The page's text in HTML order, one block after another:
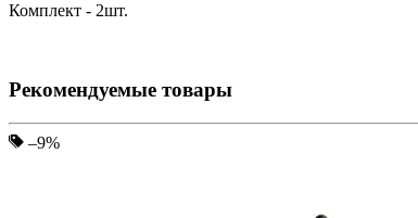
Комплект - 2шт.
Рекомендуемые товары
–9%